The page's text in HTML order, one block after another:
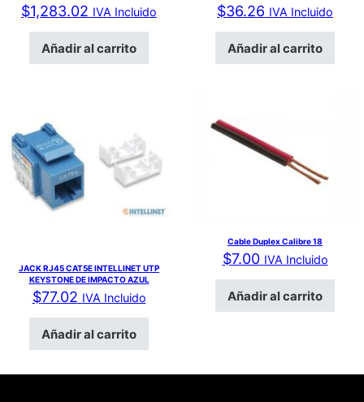
$1,283.02 IVA Incluido
Añadir al carrito
$36.26 IVA Incluido
Añadir al carrito
JACK RJ45 CAT5E INTELLINET UTP
KEYSTONE DE IMPACTO AZUL
$77.02 IVA Incluido
Añadir al carrito
Cable Duplex Calibre 18
$7.00 IVA Incluido
Añadir al carrito